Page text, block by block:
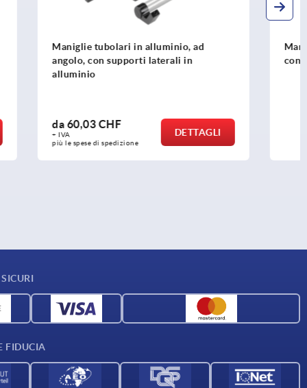
Maniglie tubolari in fibra di carbonio
con supporti laterali in acciaio inox
da110,93 CHF
più le spese di spedizione
FIDUCIA